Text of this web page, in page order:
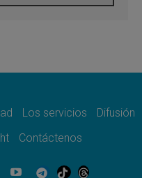
coloquios en Roma en
XIV será una buena
Los servicios
Difusión
Contáctenos